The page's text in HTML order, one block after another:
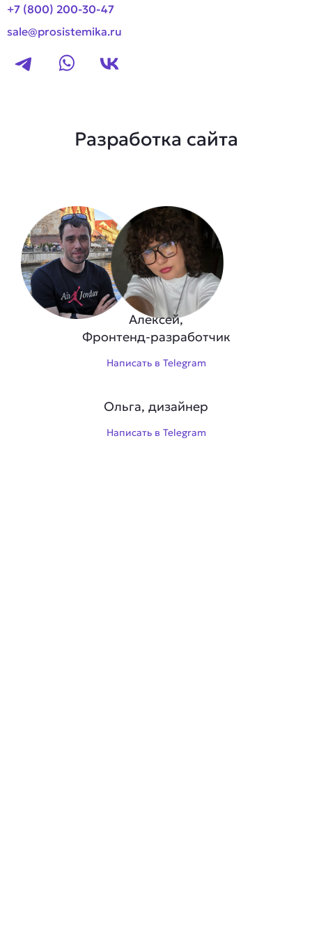
+7 (800) 200-30-47
sale@prosistemika.ru
Разработка сайта
Алексей,
Фронтенд-разработчик
Написать в Telegram
Ольга, дизайнер
Написать в Telegram